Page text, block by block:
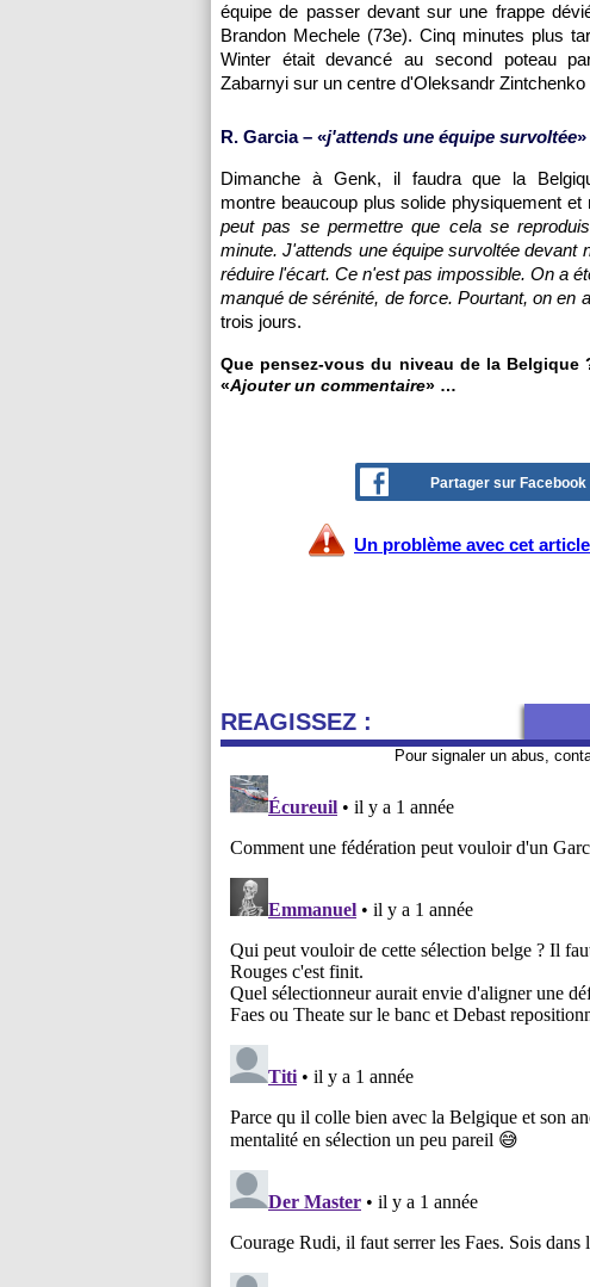
équipe de passer devant sur une frappe
Brandon Mechele (73e). Cinq minutes plus
Winter était devancé au second poteau
Zabarnyi sur un centre d'Oleksandr Zintchenko
R. Garcia – «j'attends une équipe survoltée»
Dimanche à Genk, il faudra que la
montre beaucoup plus solide physiquement
peut pas se permettre que cela se
minute. J'attends une équipe survoltée devant
réduire l'écart. Ce n'est pas impossible. On a
manqué de sérénité, de force. Pourtant, on en
trois jours.
Que pensez-vous du niveau de la
«Ajouter un commentaire» …
Partager sur Facebook
Un problème avec cet
REAGISSEZ :
Pour signaler un abus,